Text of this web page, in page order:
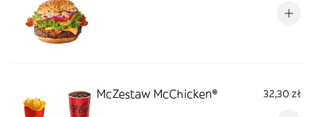
McZestaw McChicken® 32,30 zł